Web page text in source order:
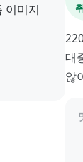
대
않